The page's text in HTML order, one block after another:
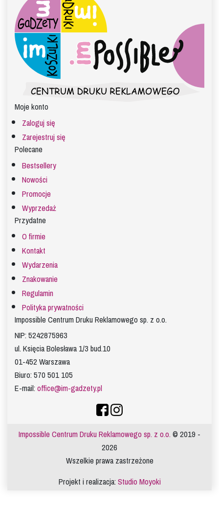
Moje konto
Zaloguj się
Zarejestruj się
Polecane
Bestsellery
Nowości
Promocje
Wyprzedaż
Przydatne
O firmie
Kontakt
Wydarzenia
Znakowanie
Regulamin
Polityka prywatności
Impossible Centrum Druku Reklamowego sp. z o.o.
NIP: 5242875963
ul. Księcia Bolesława 1/3 bud.10
01-452 Warszawa
Biuro: 570 501 105
E-mail:office@im-gadzety.pl
Impossible Centrum Druku Reklamowego sp. z o.o.© 2019 -
2026
Wszelkie prawa zastrzeżone
Projekt i realizacja:Studio Moyoki